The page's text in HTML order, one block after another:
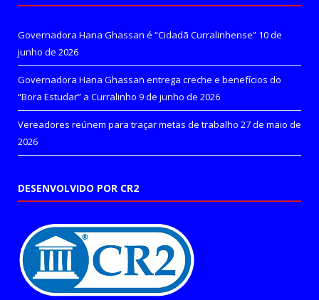
Governadora Hana Ghassan é “Cidadã Curralinhense” 10 de
junho de 2026
Governadora Hana Ghassan entrega creche e benefícios do
“Bora Estudar” a Curralinho 9 de junho de 2026
Vereadores reúnem para traçar metas de trabalho 27 de maio de
2026
DESENVOLVIDO POR CR2